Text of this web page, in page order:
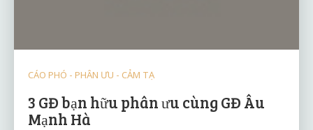
CÁO PHÓ - PHÂN ƯU - CẢM TẠ
3 GĐ bạn hữu phân ưu cùng GĐ Âu
Mạnh Hà